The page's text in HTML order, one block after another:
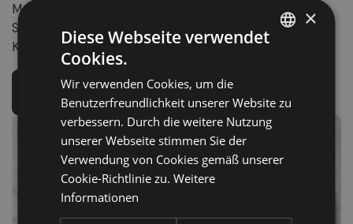
Moderner Alpenkomfort in Meransen: Wellness mit 5
Saunen, Innen- & Außenpool, Panoramasuiten und feine
Küche mit Blick auf die Dolomiten.
Mehr Infos Zur Website
×
Diese Webseite verwendet
Cookies.
Wir verwenden Cookies, um die
Benutzerfreundlichkeit unserer Website zu
verbessern. Durch die weitere Nutzung
unserer Webseite stimmen Sie der
Verwendung von Cookies gemäß unserer
Cookie-Richtlinie zu. Weitere
Informationen